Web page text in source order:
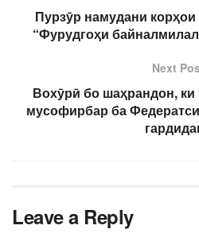
Пурзӯр намудани
“Фурудгоҳи
Next
Вохӯрӣ бо шаҳрандон, ки
мусофирбар ба
Leave a Reply